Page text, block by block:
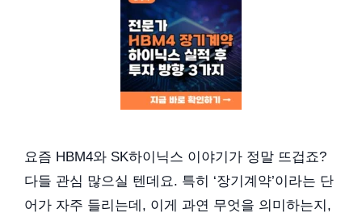
요즘 HBM4와 SK하이닉스 이야기가 정말 뜨겁죠?
다들 관심 많으실 텐데요. 특히 ‘장기계약’이라는 단
어가 자주 들리는데, 이게 과연 무엇을 의미하는지,